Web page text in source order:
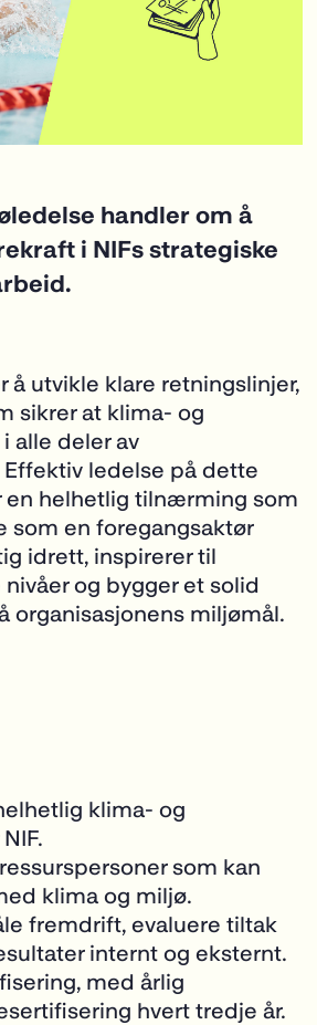
handler om å
i NIFs strategiske
utvikle klare retningslinjer,
sikrer at klima- og
alle deler av
Effektiv ledelse på dette
en helhetlig tilnærming som
som en foregangsaktør
idrett, inspirerer til
og bygger et solid
organisasjonens miljømål.
klima- og
som kan
klima og miljø.
fremdrift, evaluere tiltak
internt og eksternt.
med årlig
hvert tredje år.